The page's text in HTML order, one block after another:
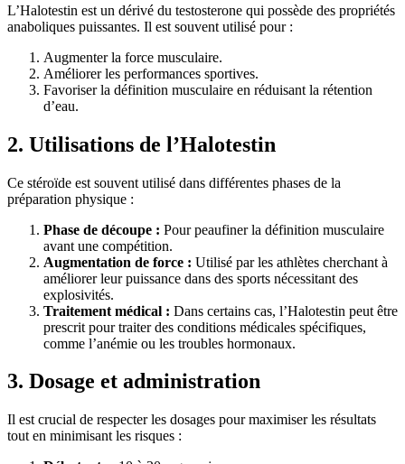
L’Halotestin est un dérivé du testosterone qui possède des propriétés
anaboliques puissantes. Il est souvent utilisé pour :
Augmenter la force musculaire.
Améliorer les performances sportives.
Favoriser la définition musculaire en réduisant la rétention
d’eau.
2. Utilisations de l’Halotestin
Ce stéroïde est souvent utilisé dans différentes phases de la
préparation physique :
Phase de découpe : Pour peaufiner la définition musculaire
avant une compétition.
Augmentation de force : Utilisé par les athlètes cherchant à
améliorer leur puissance dans des sports nécessitant des
explosivités.
Traitement médical : Dans certains cas, l’Halotestin peut être
prescrit pour traiter des conditions médicales spécifiques,
comme l’anémie ou les troubles hormonaux.
3. Dosage et administration
Il est crucial de respecter les dosages pour maximiser les résultats
tout en minimisant les risques :